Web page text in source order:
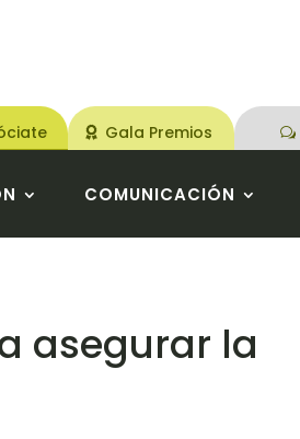
Gala Premios
COMUNICACIÓN
asegurar la